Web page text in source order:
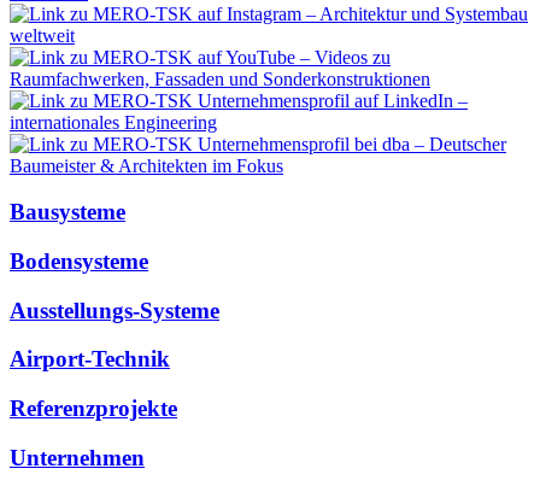
Bausysteme
Bodensysteme
Ausstellungs-Systeme
Airport-Technik
Referenzprojekte
Unternehmen